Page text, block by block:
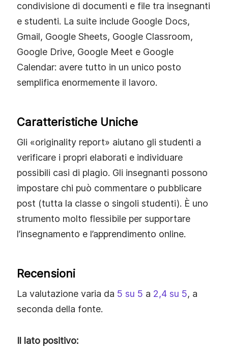
condivisione di documenti e file tra insegnanti
e studenti. La suite include Google Docs,
Gmail, Google Sheets, Google Classroom,
Google Drive, Google Meet e Google
Calendar: avere tutto in un unico posto
semplifica enormemente il lavoro.
Caratteristiche Uniche
Gli «originality report» aiutano gli studenti a
verificare i propri elaborati e individuare
possibili casi di plagio. Gli insegnanti possono
impostare chi può commentare o pubblicare
post (tutta la classe o singoli studenti). È uno
strumento molto flessibile per supportare
l’insegnamento e l’apprendimento online.
Recensioni
La valutazione varia da 5 su 5 a 2,4 su 5, a
seconda della fonte.
Il lato positivo: